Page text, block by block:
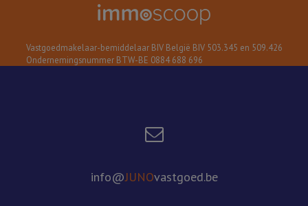
Vastgoedmakelaar-bemiddelaar BIV België BIV 503.345 en 509.426
Ondernemingsnummer BTW-BE 0884 688 696
info@JUNOvastgoed.be